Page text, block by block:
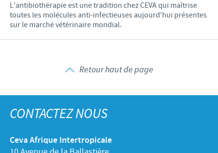
L'antibiothérapie est une tradition chez CEVA qui maîtrise
toutes les molécules anti-infectieuses aujourd'hui présentes
sur le marché vétérinaire mondial.
Retour haut de page
CONTACTEZ NOUS
Ceva Afrique Intertropicale